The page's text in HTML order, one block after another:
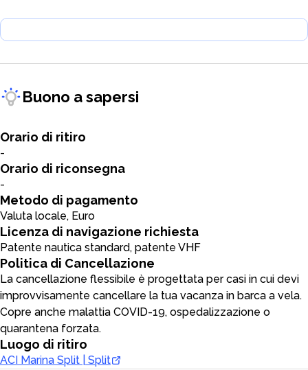
Buono a sapersi
Orario di ritiro
-
Orario di riconsegna
-
Metodo di pagamento
Valuta locale, Euro
Licenza di navigazione richiesta
Patente nautica standard, patente VHF
Politica di Cancellazione
La cancellazione flessibile è progettata per casi in cui devi
improvvisamente cancellare la tua vacanza in barca a vela.
Copre anche malattia COVID-19, ospedalizzazione o
quarantena forzata.
Luogo di ritiro
ACI Marina Split | Split